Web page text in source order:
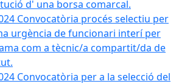
d' una borsa comarcal.
Convocatòria procés selectiu per
urgència de funcionari interí per
com a tècnic/a compartit/da de
Convocatòria per a la selecció del